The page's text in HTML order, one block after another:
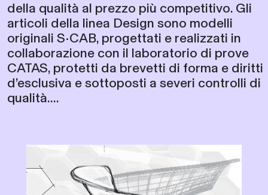
della qualità al prezzo più competitivo. Gli
articoli della linea Design sono modelli
originali S•CAB, progettati e realizzati in
collaborazione con il laboratorio di prove
CATAS, protetti da brevetti di forma e diritti
d’esclusiva e sottoposti a severi controlli di
qualità....